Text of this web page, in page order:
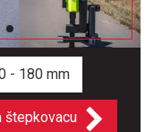
- 180 mm
štepkovacu